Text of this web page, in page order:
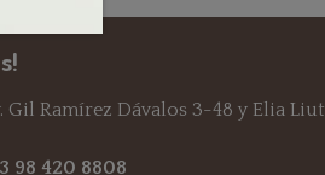
Gil Ramírez Dávalos 3-48 y Elia Liut
98 420 8808